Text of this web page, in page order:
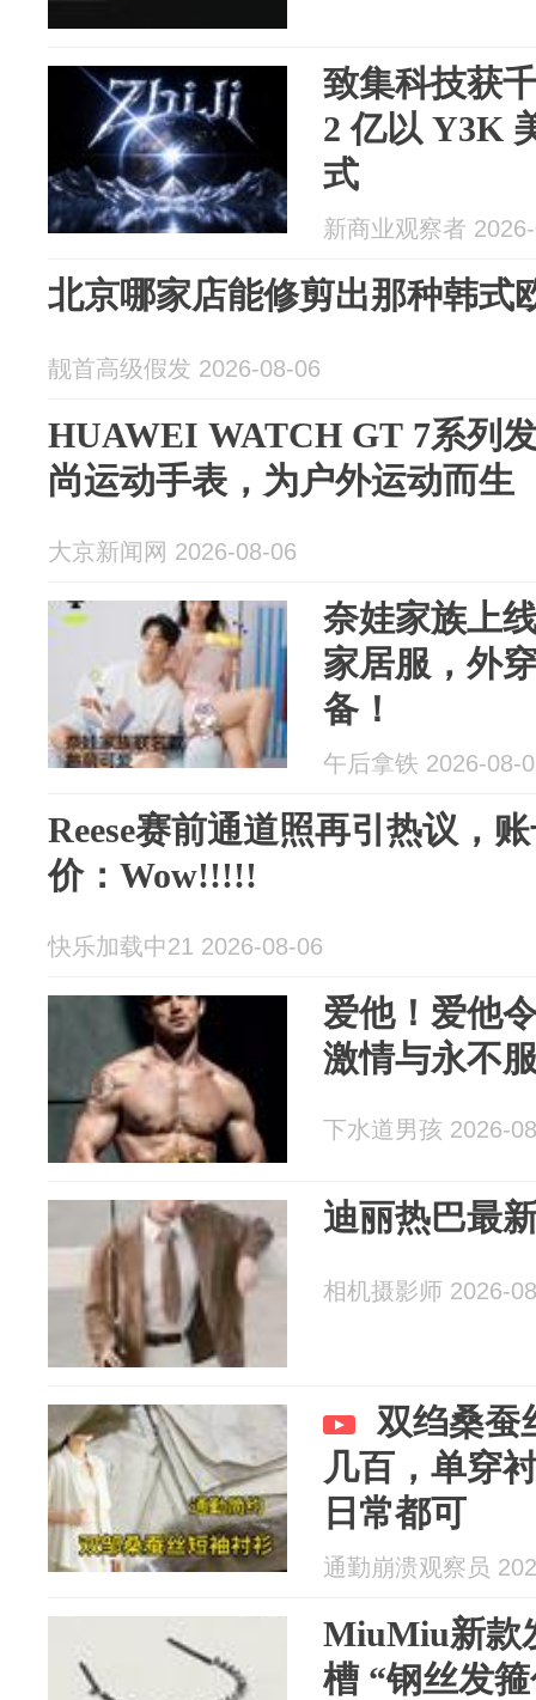
致集科技获
2 亿以 Y3K
式
新商业观察者
北京哪家店能修剪出那种韩式
靓首高级假发 2026-08-06
HUAWEI WATCH GT 7系列
尚运动手表，为户外运动而生
大京新闻网 2026-08-06
奈娃家族上
家居服，外
备！
午后拿铁 2026-08-
Reese赛前通道照再引热议，
价：Wow!!!!!
快乐加载中21 2026-08-06
爱他！爱他
激情与永不
下水道男孩 2026-
迪丽热巴最
相机摄影师 2026-
双绉桑蚕
几百，单穿
日常都可
通勤崩溃观察员
MiuMiu新款
槽 “钢丝发